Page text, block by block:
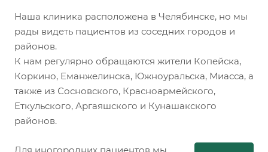
Наша клиника расположена в Челябинске, но мы
рады видеть пациентов из соседних городов и
районов.
К нам регулярно обращаются жители Копейска,
Коркино, Еманжелинска, Южноуральска, Миасса, а
также из Сосновского, Красноармейского,
Еткульского, Аргаяшского и Кунашакского
районов.
Для иногородних пациентов мы